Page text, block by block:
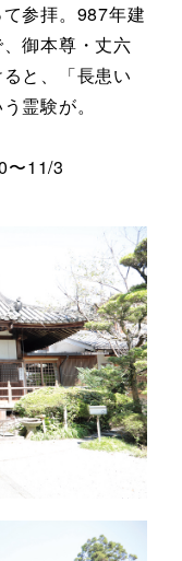
参拝。987年建
御本尊・丈六
と、「長患い
霊験が。
〜11/3